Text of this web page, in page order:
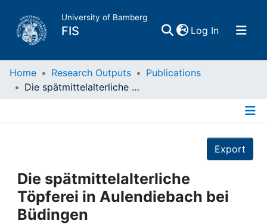
University of Bamberg
FIS Log In(current)
Home
Projects
People
Home Research Outputs
Publications
Die spätmittelalterliche Töpferei in Aulendiebach bei Büdingen
Export
Die spätmittelalterliche
Töpferei in Aulendiebach bei
Büdingen